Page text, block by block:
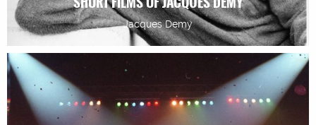
Jacques Demy